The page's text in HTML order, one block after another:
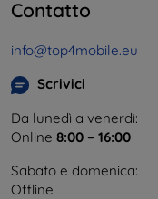
Contatto
info@top4mobile.eu
Scrivici
Da lunedì a venerdì:
Online 8:00 – 16:00
Sabato e domenica:
Offline